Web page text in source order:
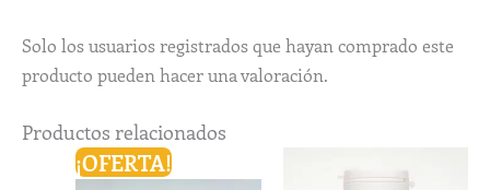
Solo los usuarios registrados que hayan comprado este
producto pueden hacer una valoración.
Productos relacionados
¡OFERTA!
El
precio
El
precio